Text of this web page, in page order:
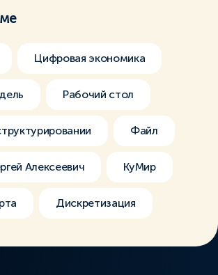
Цифровая экономика
Рабочий стол
Файл
Алексеевич КуМир
Дискретизация